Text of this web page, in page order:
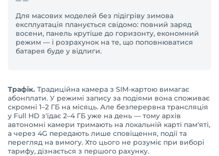
Для масових моделей без підігріву зимова
експлуатація планується свідомо: повний заряд
восени, панель крутіше до горизонту, економний
режим — і розрахунок на те, що поповнюватися
батарея буде у відлиги.
Трафік. Традиційна камера з SIM-картою вимагає
абонплати. У режимі запису за подіями вона споживає
скромні 1–2 ГБ на місяць. Але безперервна трансляція
у Full HD з'їдає 2–4 ГБ уже на день — тому архів
автономні камери тримають на локальній карті пам'яті,
а через 4G передають лише сповіщення, події та
перегляд на вимогу. Хто цього не розуміє при виборі
тарифу, дізнається з першого рахунку.